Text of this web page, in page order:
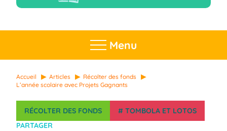
Menu
Accueil Articles
Récolter des fonds
L’année scolaire avec Projets Gagnants
RÉCOLTER DES FONDS # TOMBOLA ET LOTOS
PARTAGER